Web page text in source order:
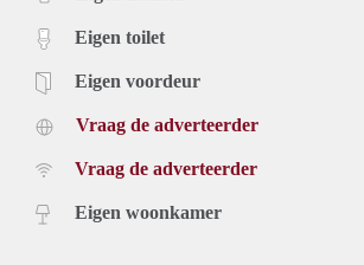
Eigen toilet
Eigen voordeur
Vraag de adverteerder
Vraag de adverteerder
Eigen woonkamer